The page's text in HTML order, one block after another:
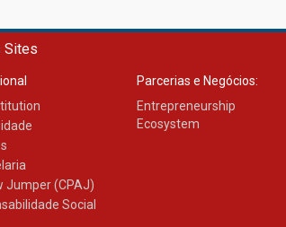
Sites
Jumper (CPAJ)
Social
Parcerias e Negócios:
Entrepreneurship
Ecosystem